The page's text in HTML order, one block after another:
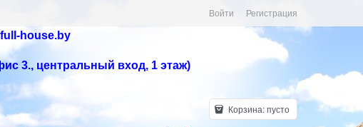
Войти
Регистрация
house.by
3., центральный вход, 1 этаж)
Корзина:пусто